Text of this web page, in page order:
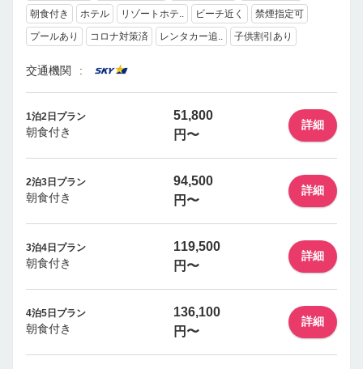
朝食付き ホテル リゾートホテ.. ビーチ近く
禁煙指定可
プールあり
コロナ対策済 レンタカー追.. 子供割引あり
交通機関
1泊2日プラン
朝食付き
51,800
円〜
詳細
2泊3日プラン
朝食付き
94,500
円〜
詳細
3泊4日プラン
朝食付き
119,500
円〜
詳細
4泊5日プラン
朝食付き
136,100
円〜
詳細